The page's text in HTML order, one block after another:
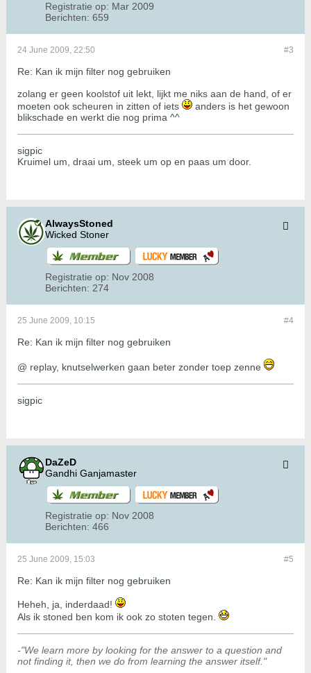
Registratie op: Mar 2009
Berichten: 659
#3
24 June 2009, 22:50
Re: Kan ik mijn filter nog gebruiken
zolang er geen koolstof uit lekt, lijkt me niks aan de hand, of er
moeten ook scheuren in zitten of iets
anders is het gewoon
blikschade en werkt die nog prima ^^
sigpic
Kruimel um, draai um, steek um op en paas um door.
AlwaysStoned
Wicked Stoner
Registratie op: Nov 2008
Berichten: 274
#4
25 June 2009, 10:15
Re: Kan ik mijn filter nog gebruiken
@ replay, knutselwerken gaan beter zonder toep zenne
sigpic
DaZeD
Gandhi Ganjamaster
Registratie op: Nov 2008
Berichten: 466
#5
25 June 2009, 15:03
Re: Kan ik mijn filter nog gebruiken
Heheh, ja, inderdaad!
Als ik stoned ben kom ik ook zo stoten tegen.
-"We learn more by looking for the answer to a question and
not finding it, then we do from learning the answer itself."